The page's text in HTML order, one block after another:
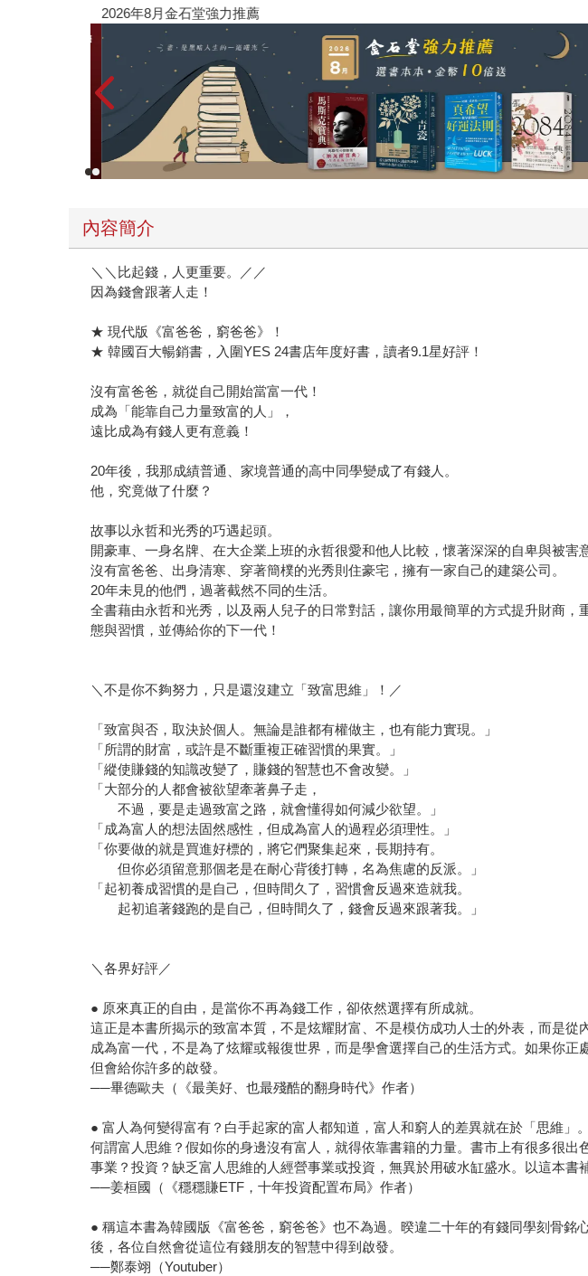
【父親節禮物展】5折起，滿888送88點金幣
內容簡介
＼＼比起錢，人更重要。／／
因為錢會跟著人走！
★ 現代版《富爸爸，窮爸爸》！
★ 韓國百大暢銷書，入圍YES 24書店年度好書，讀者9.1星好評！
沒有富爸爸，就從自己開始當富一代！
成為「能靠自己力量致富的人」，
遠比成為有錢人更有意義！
20年後，我那成績普通、家境普通的高中同學變成了有錢人。
他，究竟做了什麼？
故事以永哲和光秀的巧遇起頭。
開豪車、一身名牌、在大企業上班的永哲很愛和他人比較，懷著深深的自卑與被害
沒有富爸爸、出身清寒、穿著簡樸的光秀則住豪宅，擁有一家自己的建築公司。
20年未見的他們，過著截然不同的生活。
全書藉由永哲和光秀，以及兩人兒子的日常對話，讓你用最簡單的方式提升財商
態與習慣，並傳給你的下一代！
＼不是你不夠努力，只是還沒建立「致富思維」！／
「致富與否，取決於個人。無論是誰都有權做主，也有能力實現。」
「所謂的財富，或許是不斷重複正確習慣的果實。」
「縱使賺錢的知識改變了，賺錢的智慧也不會改變。」
「大部分的人都會被欲望牽著鼻子走，
不過，要是走過致富之路，就會懂得如何減少欲望。」
「成為富人的想法固然感性，但成為富人的過程必須理性。」
「你要做的就是買進好標的，將它們聚集起來，長期持有。
但你必須留意那個老是在耐心背後打轉，名為焦慮的反派。」
「起初養成習慣的是自己，但時間久了，習慣會反過來造就我。
起初追著錢跑的是自己，但時間久了，錢會反過來跟著我。」
＼各界好評／
● 原來真正的自由，是當你不再為錢工作，卻依然選擇有所成就。
這正是本書所揭示的致富本質，不是炫耀財富、不是模仿成功人士的外表，而是從
成為富一代，不是為了炫耀或報復世界，而是學會選擇自己的生活方式。如果你
但會給你許多的啟發。
──畢德歐夫（《最美好、也最殘酷的翻身時代》作者）
● 富人為何變得富有？白手起家的富人都知道，富人和窮人的差異就在於「思維」
何謂富人思維？假如你的身邊沒有富人，就得依靠書籍的力量。書市上有很多很出
事業？投資？缺乏富人思維的人經營事業或投資，無異於用破水缸盛水。以這本
──姜桓國（《穩穩賺ETF，十年投資配置布局》作者）
● 稱這本書為韓國版《富爸爸，窮爸爸》也不為過。暌違二十年的有錢同學刻骨
後，各位自然會從這位有錢朋友的智慧中得到啟發。
──鄭泰翊（Youtuber）